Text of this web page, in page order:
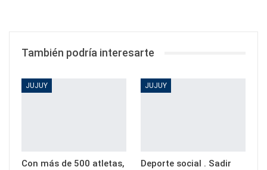
También podría interesarte
JUJUY
Con más de 500 atletas,
JUJUY
Deporte social . Sadir